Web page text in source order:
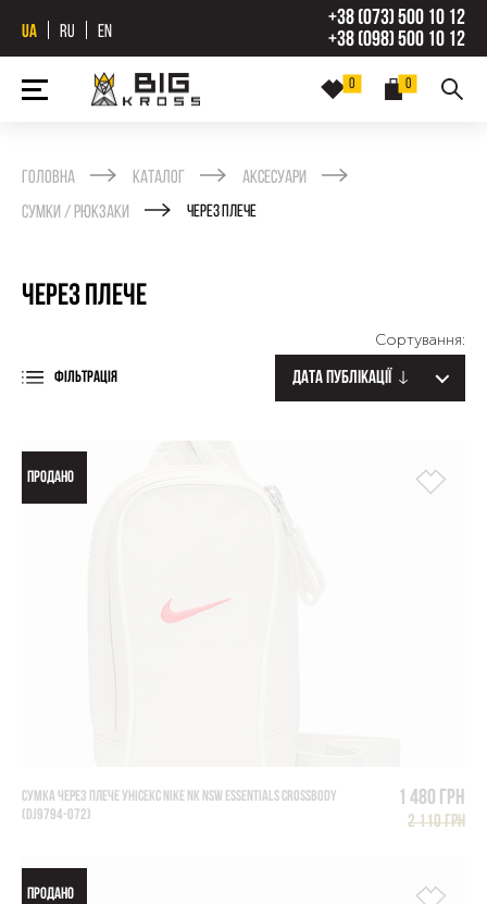
UA RU EN
+38 (073) 500 10 12
+38 (098) 500 10 12
0
0
Головна Каталог
Аксесуари
Сумки / рюкзаки
Через плече
Через плече
ФІЛЬТРАЦІЯ
Сортування:
Дата публікації
ПРОДАНО
СУМКА ЧЕРЕЗ ПЛЕЧЕ УНІСЕКС NIKE NK NSW ESSENTIALS CROSSBODY
(DJ9794-072)
1 480 грн
2 110 грн
ПРОДАНО